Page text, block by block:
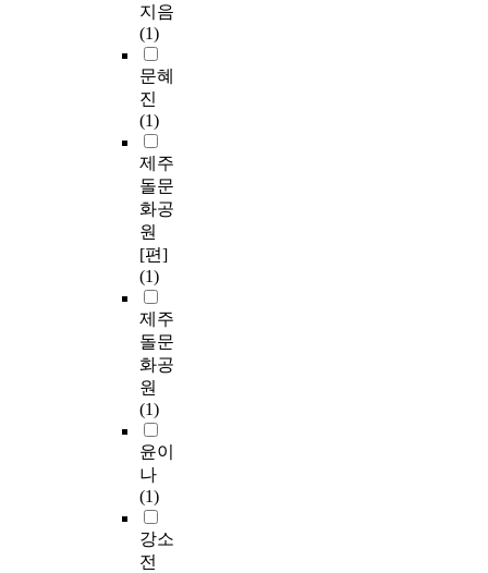
지음
(1)
문혜
진
(1)
제주
돌문
화공
원
[편]
(1)
제주
돌문
화공
원
(1)
윤이
나
(1)
강소
전